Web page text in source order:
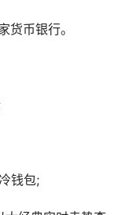
货币银行。
钱包;